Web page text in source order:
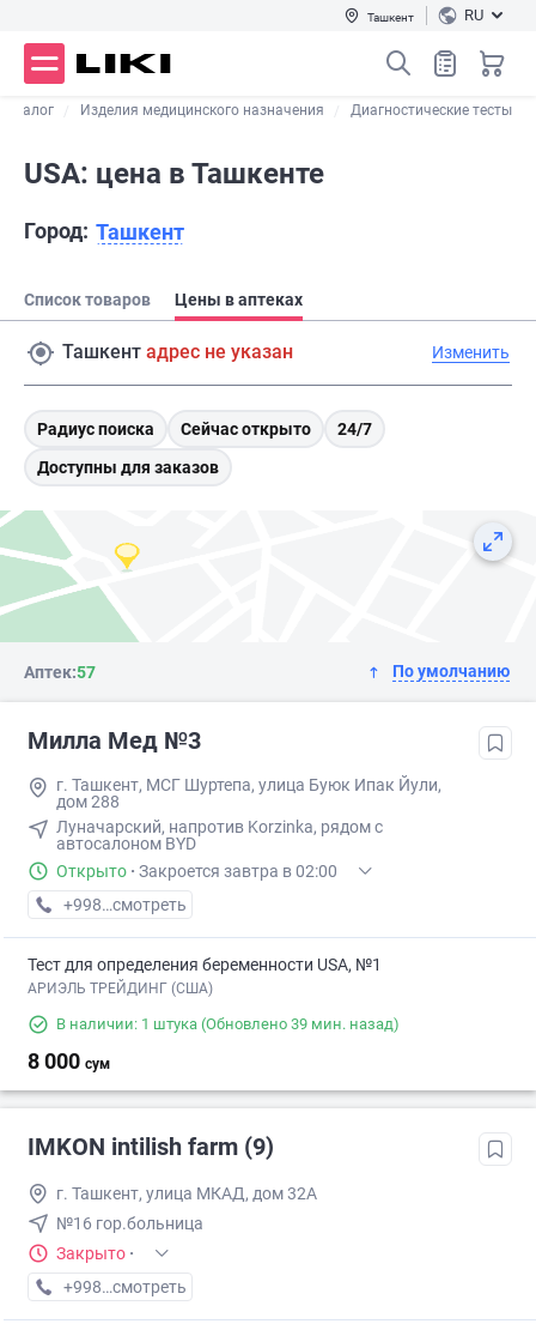
Ташкент RU
Изделия медицинского назначения Диагностические тесты
USA: цена в Ташкенте
Город: Ташкент
Список товаров Цены в аптеках
Ташкент адрес не указан Изменить
Радиус поиска Сейчас открыто
24/7
Доступны для заказов
Аптек:57 По умолчанию
Милла Мед №3
г. Ташкент, МСГ Шуртепа, улица Буюк Ипак Йули,
дом 288
Луначарский, напротив Korzinka, рядом с
автосалоном BYD
Открыто · Закроется завтра в 02:00
+998 (95) XXX-XX-XX
смотреть
Тест для определения беременности USA, №1
АРИЭЛЬ ТРЕЙДИНГ (США)
В наличии: 1 штука (Обновлено 39 мин. назад)
8 000 сум
IMKON intilish farm (9)
г. Ташкент, улица МКАД, дом 32А
№16 гор.больница
Закрыто ·
+998 (93) XXX-XX-XX
смотреть